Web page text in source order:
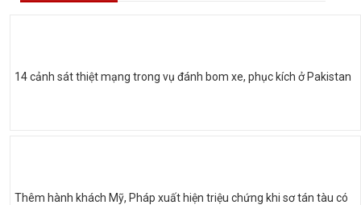
14 cảnh sát thiệt mạng trong vụ đánh bom xe, phục kích ở Pakistan
Thêm hành khách Mỹ, Pháp xuất hiện triệu chứng khi sơ tán tàu có